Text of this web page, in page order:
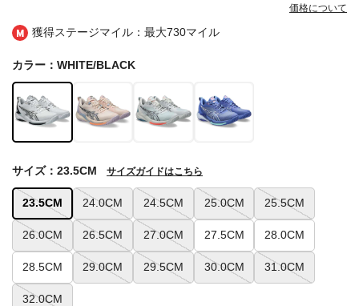
獲得ステージマイル：最大730マイル
価格について
カラー：WHITE/BLACK
23.5CM 24.0CM 24.5CM 25.0CM 25.5CM
26.0CM 26.5CM 27.0CM 27.5CM 28.0CM
28.5CM 29.0CM 29.5CM 30.0CM 31.0CM
32.0CM
サイズ：23.5CM サイズガイドはこちら